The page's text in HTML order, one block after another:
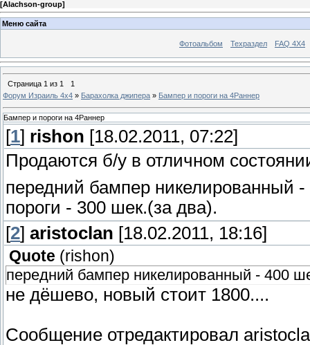
[Alachson-group]
Меню сайта
Фотоальбом Техраздел FAQ 4X4
Страница 1 из 1
1
Форум Израиль 4х4 » Барахолка джипера » Бампер и пороги на 4Раннер
Бампер и пороги на 4Раннер
[1] rishon [18.02.2011, 07:22]
Продаются б/у в отличном
передний бампер никелированный
пороги - 300 шек.(за два).
[2] aristoclan [18.02.2011, 18:16]
Quote (rishon)
передний бампер никелированный - 400
не дёшево, новый стоит 1800....
Сообщение отредактировал